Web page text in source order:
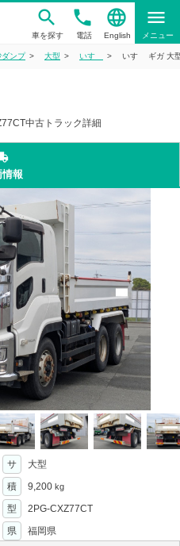
車を探す
phone
電話
language
English
menu
メニュー
ダンプ 大型 いすゞ いすゞ ギガ 大
中古トラック詳細
報
サ
大型
積 9,200 kg
型
2PG-CXZ77CT
県 福岡県